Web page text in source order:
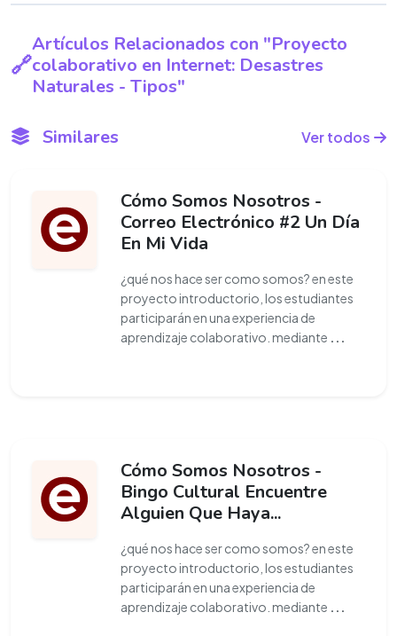
Artículos Relacionados con "Proyecto
colaborativo en Internet: Desastres
Naturales - Tipos"
Similares Ver todos
Cómo Somos Nosotros -
Correo Electrónico #2 Un Día
En Mi Vida
¿qué nos hace ser como somos? en este
proyecto introductorio, los estudiantes
participarán en una experiencia de
aprendizaje colaborativo. mediante ...
Cómo Somos Nosotros -
Bingo Cultural Encuentre
Alguien Que Haya...
¿qué nos hace ser como somos? en este
proyecto introductorio, los estudiantes
participarán en una experiencia de
aprendizaje colaborativo. mediante ...